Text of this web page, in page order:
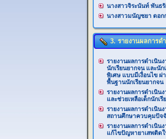
นางสาวจิระนันท์ พันธ
นางสาวมนัญชยา ดอก
3. รายงานผลการด
รายงานผลการดำเนิน
นักเรียนยากจน และนัก
พิเศษ แบบมีเงื่อนไข ผ่
พื้นฐานนักเรียนยากจน
รายงานผลการดำเนิน
และช่วยเหลือเด็กนักเรี
รายงานผลการดำเนิน
สถานศึกษาควบคุมปัจจั
รายงานผลการดำเนิน
แก้ไขปัญหายาเสพติด